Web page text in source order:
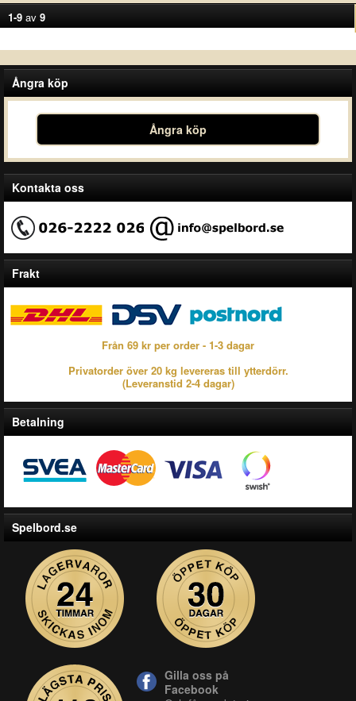
1-9 av 9
Ångra köp
Ångra köp
Kontakta oss
Frakt
Från 69 kr per order - 1-3 dagar
Privatorder över 20 kg levereras till ytterdörr.
(Leveranstid 2-4 dagar)
Betalning
Spelbord.se
Gilla oss på
Facebook